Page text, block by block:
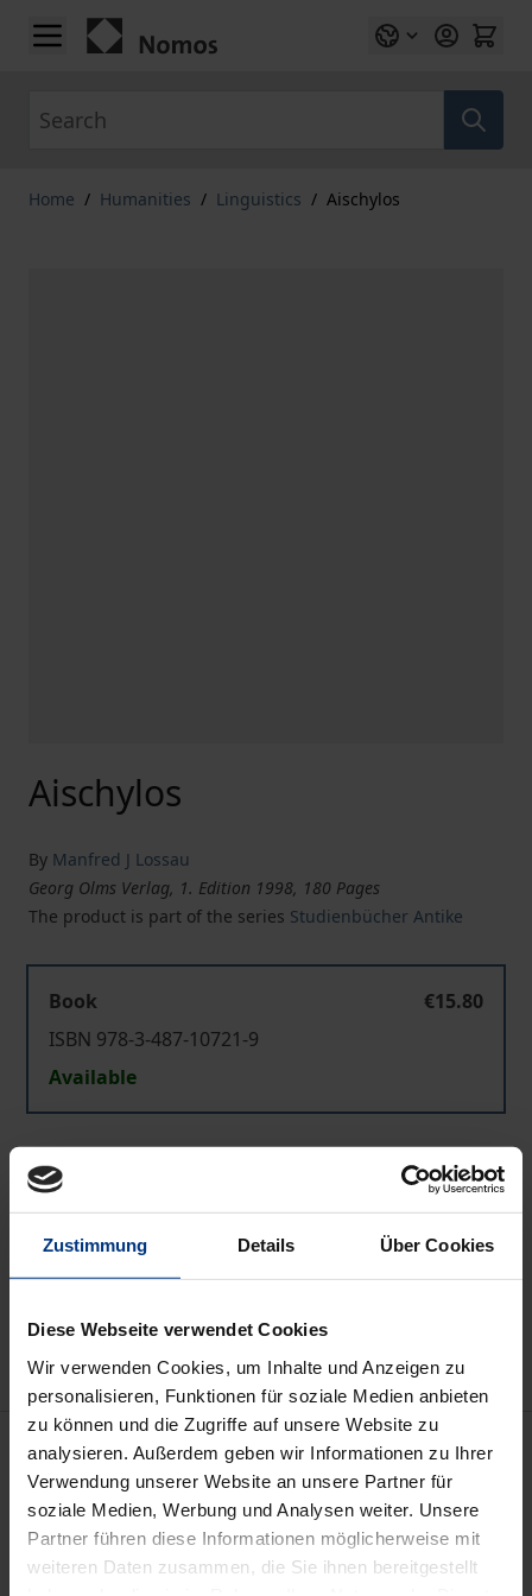
Zustimmung Details Über Cookies
Diese Webseite verwendet Cookies
Wir verwenden Cookies, um Inhalte und Anzeigen zu
personalisieren, Funktionen für soziale Medien anbieten
zu können und die Zugriffe auf unsere Website zu
analysieren. Außerdem geben wir Informationen zu Ihrer
Verwendung unserer Website an unsere Partner für
soziale Medien, Werbung und Analysen weiter. Unsere
Partner führen diese Informationen möglicherweise mit
weiteren Daten zusammen, die Sie ihnen bereitgestellt
Skip to Content
Home / Humanities / Linguistics / Aischylos
Aischylos
By Manfred J Lossau
Georg Olms Verlag, 1. Edition 1998, 180 Pages
The product is part of the series Studienbücher Antike
Book
€15.80
ISBN 978-3-487-10721-9
Available
Prices include VAT. Depending on the delivery address, VAT
may vary at checkout.
Add to Cart
Delivery cost notice
Description
Aischylos (525/4 - 456/5 v. Chr.) ist der Schöpfer der
Tragödie. Von seinen 90 Stücken sind sieben
Tragödien und etwa 650 Fragmente erhalten